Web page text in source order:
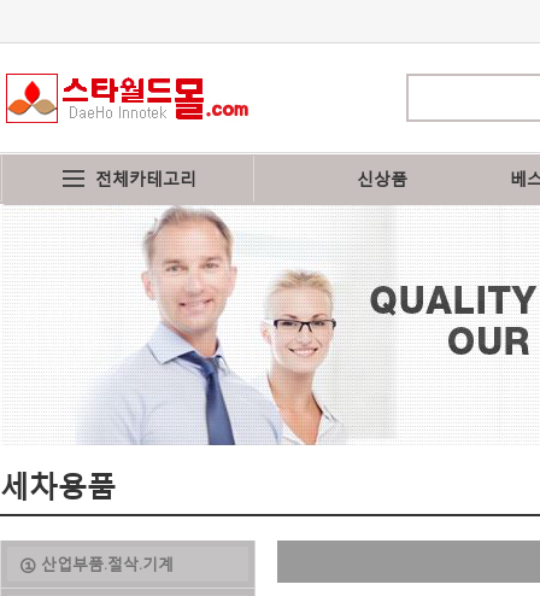
전체카테고리 신상품 베
세차용품
① 산업부품.절삭.기계